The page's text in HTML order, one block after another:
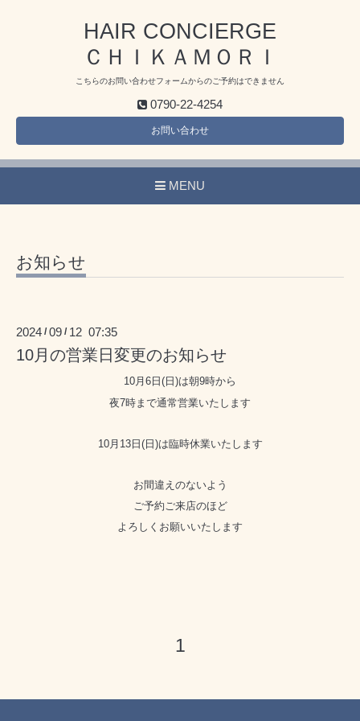
HAIR CONCIERGE
ＣＨＩＫＡＭＯＲＩ
こちらのお問い合わせフォームからのご予約はできません
0790-22-4254
お問い合わせ
MENU
お知らせ
2024 /09 / 12 07:35
10月の営業日変更のお知らせ
10月6日(日)は朝9時から
夜7時まで通常営業いたします
10月13日(日)は臨時休業いたします
お間違えのないよう
ご予約ご来店のほど
よろしくお願いいたします
1